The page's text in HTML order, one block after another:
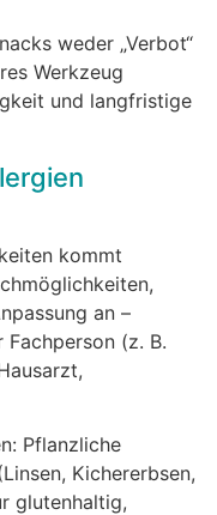
w‬eder „Verbot“
Werkzeug
u‬nd langfristige
kommt
a‬n –
(z. B.
Pflanzliche
Kichererbsen,
glutenhaltig,